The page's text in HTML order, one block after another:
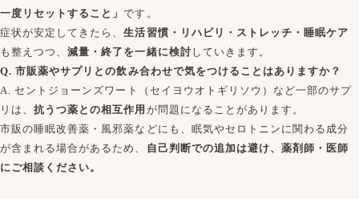
一度リセットすること」です。
症状が安定してきたら、生活習慣・リハビリ・ストレッチ・睡眠ケア
も整えつつ、減量・終了を一緒に検討していきます。
Q. 市販薬やサプリとの飲み合わせで気をつけることはありますか？
A. セントジョーンズワート（セイヨウオトギリソウ）など一部のサプ
リは、抗うつ薬との相互作用 が問題になることがあります。
市販の睡眠改善薬・風邪薬などにも、眠気やセロトニンに関わる成分
が含まれる場合があるため、 自己判断での追加は避け、薬剤師・医師
にご相談ください。